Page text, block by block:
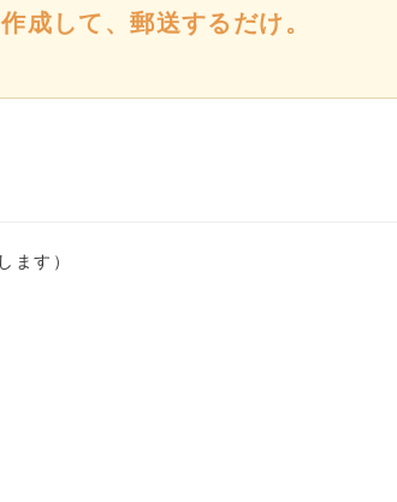
成して、郵送するだけ。
ます）